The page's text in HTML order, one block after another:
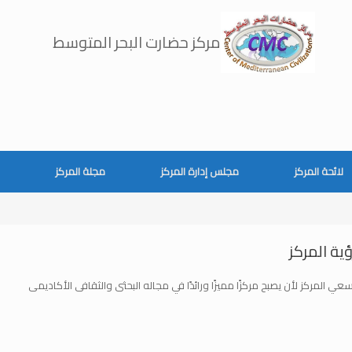
مركز حضارت البحر المتوسط
لائحة المركز مجلس إدارة المركز
مجلة المركز
المركز
المركز لأن يصبح مركزًا مميزًا ورائدًا في مجاله البحثى والثقافى الأكاديمى